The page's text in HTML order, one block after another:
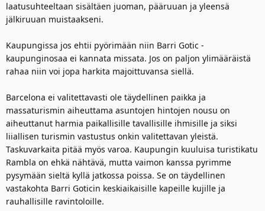
laatusuhteeltaan sisältäen juoman, pääruuan ja yleensä
jälkiruuan muistaakseni.
Kaupungissa jos ehtii pyörimään niin Barri Gotic -
kaupunginosaa ei kannata missata. Jos on paljon ylimääräistä
rahaa niin voi jopa harkita majoittuvansa siellä.
Barcelona ei valitettavasti ole täydellinen paikka ja
massaturismin aiheuttama asuntojen hintojen nousu on
aiheuttanut harmia paikallisille tavallisille ihmisille ja siksi
liiallisen turismin vastustus onkin valitettavan yleistä.
Taskuvarkaita pitää myös varoa. Kaupungin kuuluisa turistikatu
Rambla on ehkä nähtävä, mutta vaimon kanssa pyrimme
pysymään sieltä kyllä jatkossa poissa. Se on täydellinen
vastakohta Barri Goticin keskiaikaisille kapeille kujille ja
rauhallisille ravintoloille.